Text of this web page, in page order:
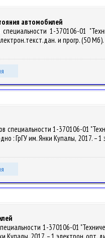
автомобилей
1-370106-01
и прогр. (50
1-370106-01
: ГрГУ им. Янки Купалы, 2017.
1-370106-01